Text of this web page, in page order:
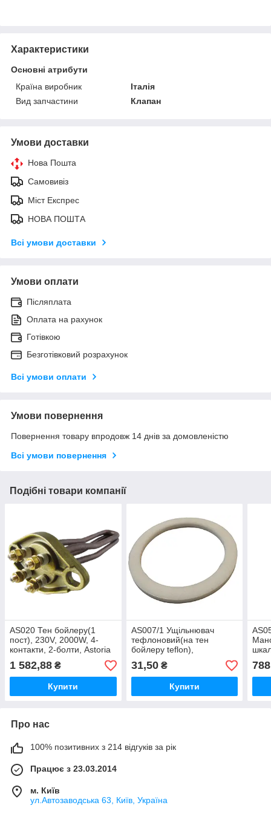
Характеристики
Основні атрибути
Країна виробник
Італія
Вид запчастини
Клапан
Умови доставки
Нова Пошта
Самовивіз
Міст Експрес
НОВА ПОШТА
Всі умови доставки
Умови оплати
Післяплата
Оплата на рахунок
Готівкою
Безготівковий розрахунок
Всі умови оплати
Умови повернення
Повернення товару впродовж 14 днів за домовленістю
Всі умови повернення
Подібні товари компанії
AS020 Тен бойлеру(1
пост), 230V, 2000W, 4-
контакти, 2-болти, Astoria
1 582,88 ₴
Купити
AS007/1 Ущільнювач
тефлоновий(на тен
бойлеру teflon),
58x43x3mm, Astoria
31,50₴
Купити
1/4-
Про нас
100% позитивних з 214 відгуків за рік
Працює з 23.03.2014
м. Київ
ул.Автозаводська 63, Київ, Україна